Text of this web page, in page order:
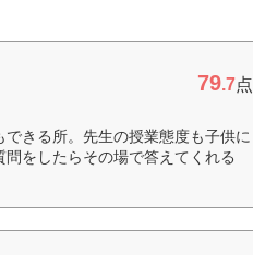
79.7点
きる所。先生の授業態度も子供に
をしたらその場で答えてくれる